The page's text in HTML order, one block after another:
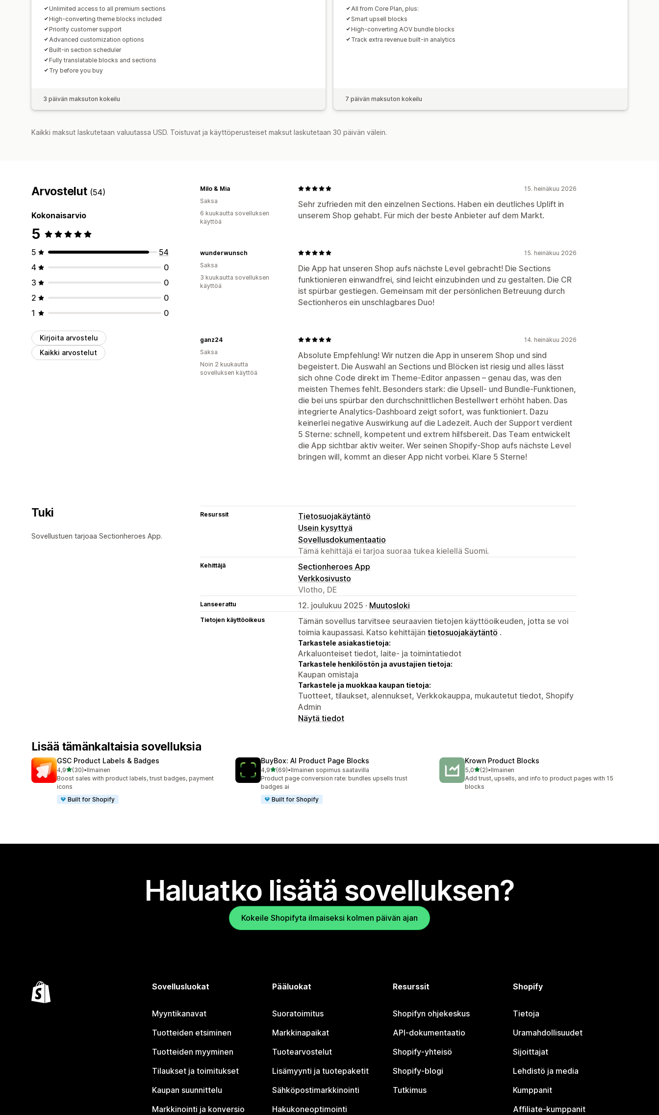
Unlimited access to all premium sections
High-converting theme blocks included
Priority customer support
Advanced customization options
Built-in section scheduler
Fully translatable blocks and sections
Try before you buy
3 päivän maksuton kokeilu
All from Core Plan, plus:
Smart upsell blocks
High-converting AOV bundle blocks
Track extra revenue built-in analytics
7 päivän maksuton kokeilu
Kaikki maksut laskutetaan valuutassa USD. Toistuvat ja käyttöperusteiset maksut laskutetaan 30 päivän välein.
Arvostelut (54)
Kokonaisarvio
5
5
54
4
0
3
0
2
0
1
0
Kirjoita arvostelu
Kaikki arvostelut
15. heinäkuu 2026
Sehr zufrieden mit den einzelnen Sections. Haben ein deutliches Uplift in
unserem Shop gehabt. Für mich der beste Anbieter auf dem Markt.
Milo & Mia
Saksa
6 kuukautta sovelluksen
käyttöä
15. heinäkuu 2026
Die App hat unseren Shop aufs nächste Level gebracht! Die Sections
funktionieren einwandfrei, sind leicht einzubinden und zu gestalten. Die CR
ist spürbar gestiegen. Gemeinsam mit der persönlichen Betreuung durch
Sectionheros ein unschlagbares Duo!
wunderwunsch
Saksa
3 kuukautta sovelluksen
käyttöä
14. heinäkuu 2026
Absolute Empfehlung! Wir nutzen die App in unserem Shop und sind
begeistert. Die Auswahl an Sections und Blöcken ist riesig und alles lässt
sich ohne Code direkt im Theme-Editor anpassen – genau das, was den
meisten Themes fehlt. Besonders stark: die Upsell- und Bundle-Funktionen,
die bei uns spürbar den durchschnittlichen Bestellwert erhöht haben. Das
integrierte Analytics-Dashboard zeigt sofort, was funktioniert. Dazu
keinerlei negative Auswirkung auf die Ladezeit. Auch der Support verdient
5 Sterne: schnell, kompetent und extrem hilfsbereit. Das Team entwickelt
die App sichtbar aktiv weiter. Wer seinen Shopify-Shop aufs nächste Level
bringen will, kommt an dieser App nicht vorbei. Klare 5 Sterne!
ganz24
Saksa
Noin 2 kuukautta
sovelluksen käyttöä
Tuki
Sovellustuen tarjoaa Sectionheroes App.
Resurssit
Tietosuojakäytäntö
Usein kysyttyä
Sovellusdokumentaatio
Tämä kehittäjä ei tarjoa suoraa tukea kielellä Suomi.
Kehittäjä
Sectionheroes App
Verkkosivusto
Vlotho, DE
Lanseerattu 12. joulukuu 2025 · Muutosloki
Tietojen käyttöoikeus
Tämän sovellus tarvitsee seuraavien tietojen käyttöoikeuden, jotta se voi
toimia kaupassasi. Katso kehittäjän tietosuojakäytäntö .
Tarkastele asiakastietoja:
Arkaluonteiset tiedot, laite- ja toimintatiedot
Tarkastele henkilöstön ja avustajien tietoja:
Kaupan omistaja
Tarkastele ja muokkaa kaupan tietoja:
Tuotteet, tilaukset, alennukset, Verkkokauppa, mukautetut tiedot, Shopify
Admin
Näytä tiedot
Lisää tämänkaltaisia sovelluksia
GSC Product Labels & Badges
4,9/ 5 tähteä
(30)
30 arvostelua yhteensä
•Ilmainen
Boost sales with product labels, trust badges, payment
icons
Built for Shopify
BuyBox: AI Product Page Blocks
4,9/ 5 tähteä
(69)
69 arvostelua yhteensä
•Ilmainen sopimus saatavilla
Product page conversion rate: bundles upsells trust
badges ai
Built for Shopify
Krown Product Blocks
5,0/ 5 tähteä
(2)
2 arvostelua yhteensä
•Ilmainen
Add trust, upsells, and info to product pages with 15
blocks
Haluatko lisätä sovelluksen?
Kokeile Shopifyta ilmaiseksi kolmen päivän ajan
Sovellusluokat
Myyntikanavat
Tuotteiden etsiminen
Tuotteiden myyminen
Tilaukset ja toimitukset
Kaupan suunnittelu
Markkinointi ja konversio
Pääluokat
Suoratoimitus
Markkinapaikat
Tuotearvostelut
Lisämyynti ja tuotepaketit
Sähköpostimarkkinointi
Hakukoneoptimointi
Resurssit
Shopifyn ohjekeskus
API-dokumentaatio
Shopify-yhteisö
Shopify-blogi
Tutkimus
Shopify
Tietoja
Uramahdollisuudet
Sijoittajat
Lehdistö ja media
Kumppanit
Affiliate-kumppanit